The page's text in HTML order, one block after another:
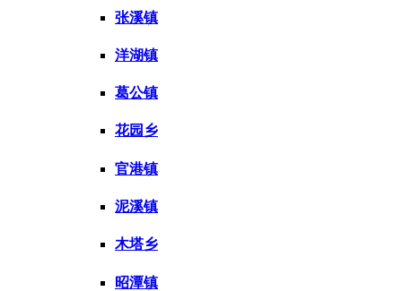
张溪镇
洋湖镇
葛公镇
花园乡
官港镇
泥溪镇
木塔乡
昭潭镇